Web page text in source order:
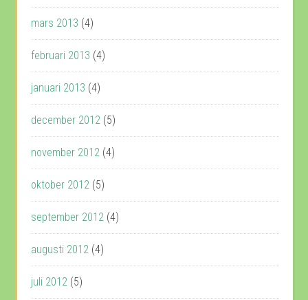
mars 2013 (4)
februari 2013 (4)
januari 2013 (4)
december 2012 (5)
november 2012 (4)
oktober 2012 (5)
september 2012 (4)
augusti 2012 (4)
juli 2012 (5)